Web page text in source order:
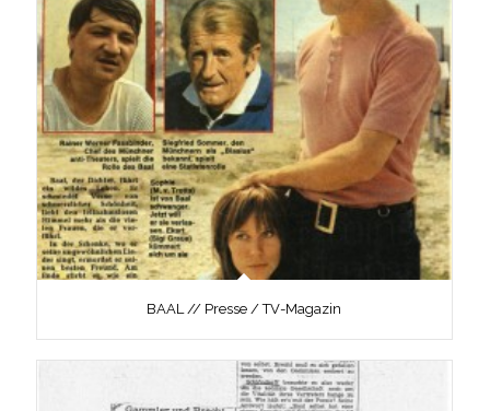
BAAL // Presse / TV-Magazin